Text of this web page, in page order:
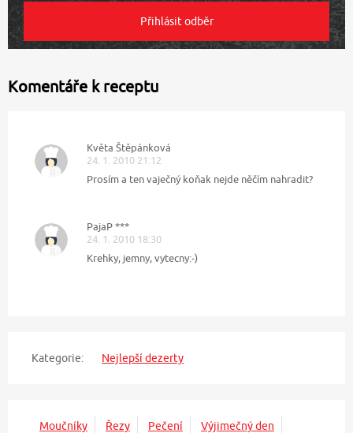
Komentáře k receptu
Květa Štěpánková
24. 1. 2010 21:12
Prosím a ten vaječný koňak nejde něčím nahradit?
PajaP ***
24. 1. 2010 18:30
Krehky, jemny, vytecny:-)
Kategorie: Nejlepší dezerty
Moučníky Řezy Pečení
Výjimečný den